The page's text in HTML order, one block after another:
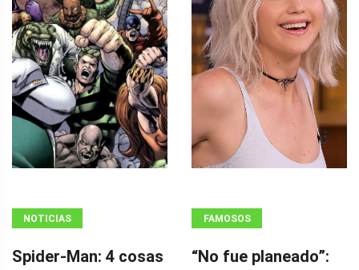
NOTICIAS
Spider-Man: 4 cosas
FAMOSOS
“No fue planeado”: ​​